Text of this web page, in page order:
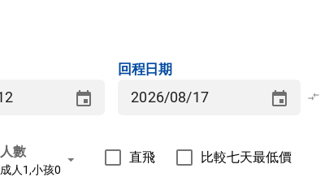
event
回程日期
event compare_arrows
人數
成人1,小孩0
arrow_drop_down 直飛 比較七天最低價